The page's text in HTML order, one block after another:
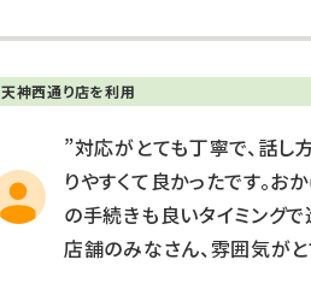
天神西通り店を利用
”対応がとても丁寧で、話し
りやすくて良かったです。お
の手続きも良いタイミングで
店舗のみなさん、雰囲気がと